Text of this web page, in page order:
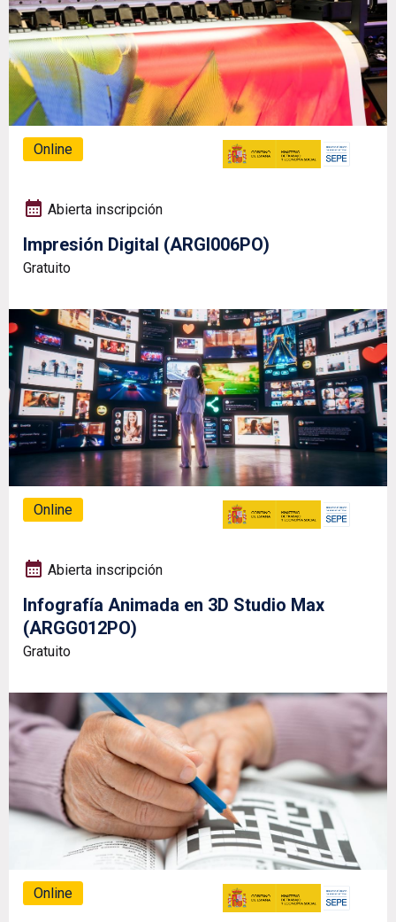
Online
Abierta inscripción
Impresión Digital (ARGI006PO)
Gratuito
Online
Abierta inscripción
Infografía Animada en 3D Studio Max
(ARGG012PO)
Gratuito
Online